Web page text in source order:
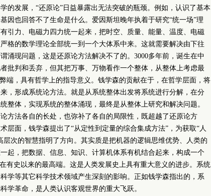
的发展，“还原论”日益暴露出无法突破的瓶颈。例如，认识了基本
因也回答不了生命是什么。爱因斯坦晚年执着于研究“统一场”理
引力、电磁力四力统一起来，把时空、质量、能量、温度、电磁
格的数学理论全部统一到一个大体系中来。这就需要解决由下往
涌现问题，这是还原论方法解决不了的。3000多年前，诞生在中
批判和丢弃，但其把万事、万物看作一个整体，从整体上考虑最
端，具有哲学上的指导意义。钱学森的贡献在于，在哲学层面，将
，形成系统论方法。就是从系统整体出发将系统进行分解，在分
整体，实现系统的整体涌现，最终是从整体上研究和解决问题。
方法各自的长处，也弥补了各自的局限性，既超越了还原论方
层面，钱学森提出了“从定性到定量的综合集成方法”，为获取“人
层次的智慧指明了方向。其实质是把机器的逻辑思维优势、人类的
起，把数据、信息、知识、计算机体系有机结合起来，构成一个
有史以来的最高端。这是人类发展史上具有重大意义的进步。系统
学等其它科学技术领域产生深刻的影响。正如钱学森指出的，系
学革命，是人类认识客观世界的重大飞跃。